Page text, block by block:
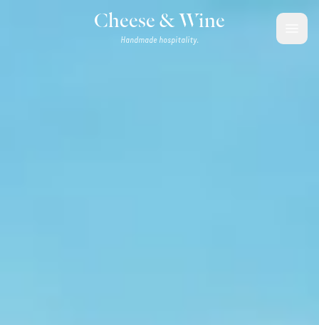
Cheese & Wine
Handmade hospitality.